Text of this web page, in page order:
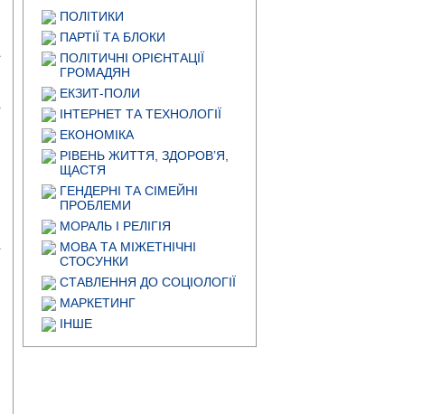
ПОЛІТИКИ
ПАРТІЇ ТА БЛОКИ
ПОЛІТИЧНІ ОРІЄНТАЦІЇ
ГРОМАДЯН
ЕКЗИТ-ПОЛИ
ІНТЕРНЕТ ТА ТЕХНОЛОГІЇ
ЕКОНОМІКА
РІВЕНЬ ЖИТТЯ, ЗДОРОВ’Я,
ЩАСТЯ
ГЕНДЕРНІ ТА СІМЕЙНІ
ПРОБЛЕМИ
МОРАЛЬ І РЕЛІГІЯ
МОВА ТА МІЖЕТНІЧНІ
СТОСУНКИ
СТАВЛЕННЯ ДО СОЦІОЛОГІЇ
МАРКЕТИНГ
ІНШЕ